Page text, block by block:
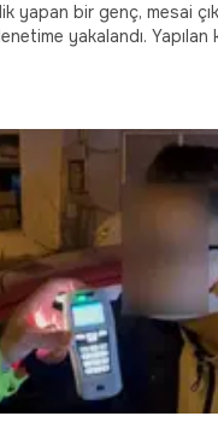
yapan bir genç, mesai
yakalandı.
TV